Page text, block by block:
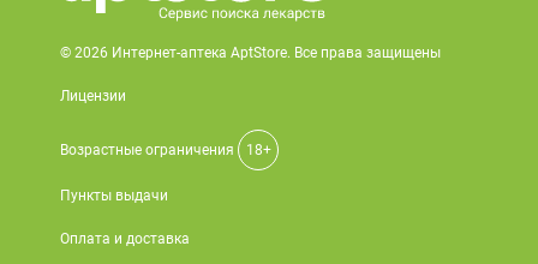
© 2026 Интернет-аптека AptStore. Все права защищены
Лицензии
Возрастные ограничения 18+
Пункты выдачи
Оплата и доставка